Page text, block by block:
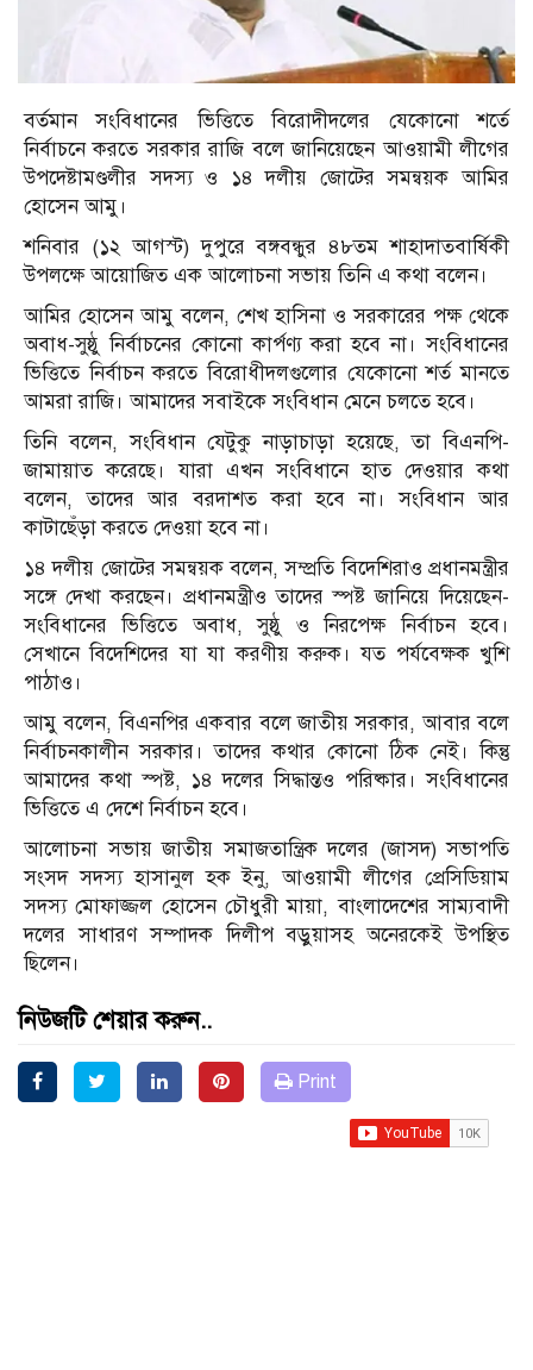
বর্তমান সংবিধানের ভিত্তিতে বিরোদীদলের যেকোনো শর্তে
নির্বাচনে করতে সরকার রাজি বলে জানিয়েছেন আওয়ামী লীগের
উপদেষ্টামণ্ডলীর সদস্য ও ১৪ দলীয় জোটের সমন্বয়ক আমির
হোসেন আমু।
শনিবার (১২ আগস্ট) দুপুরে বঙ্গবন্ধুর ৪৮তম শাহাদাতবার্ষিকী
উপলক্ষে আয়োজিত এক আলোচনা সভায় তিনি এ কথা বলেন।
আমির হোসেন আমু বলেন, শেখ হাসিনা ও সরকারের পক্ষ থেকে
অবাধ-সুষ্ঠু নির্বাচনের কোনো কার্পণ্য করা হবে না। সংবিধানের
ভিত্তিতে নির্বাচন করতে বিরোধীদলগুলোর যেকোনো শর্ত মানতে
আমরা রাজি। আমাদের সবাইকে সংবিধান মেনে চলতে হবে।
তিনি বলেন, সংবিধান যেটুকু নাড়াচাড়া হয়েছে, তা বিএনপি-
জামায়াত করেছে। যারা এখন সংবিধানে হাত দেওয়ার কথা
বলেন, তাদের আর বরদাশত করা হবে না। সংবিধান আর
কাটাছেঁড়া করতে দেওয়া হবে না।
১৪ দলীয় জোটের সমন্বয়ক বলেন, সম্প্রতি বিদেশিরাও প্রধানমন্ত্রীর
সঙ্গে দেখা করছেন। প্রধানমন্ত্রীও তাদের স্পষ্ট জানিয়ে দিয়েছেন-
সংবিধানের ভিত্তিতে অবাধ, সুষ্ঠু ও নিরপেক্ষ নির্বাচন হবে।
সেখানে বিদেশিদের যা যা করণীয় করুক। যত পর্যবেক্ষক খুশি
পাঠাও।
আমু বলেন, বিএনপির একবার বলে জাতীয় সরকার, আবার বলে
নির্বাচনকালীন সরকার। তাদের কথার কোনো ঠিক নেই। কিন্তু
আমাদের কথা স্পষ্ট, ১৪ দলের সিদ্ধান্তও পরিষ্কার। সংবিধানের
ভিত্তিতে এ দেশে নির্বাচন হবে।
আলোচনা সভায় জাতীয় সমাজতান্ত্রিক দলের (জাসদ) সভাপতি
সংসদ সদস্য হাসানুল হক ইনু, আওয়ামী লীগের প্রেসিডিয়াম
সদস্য মোফাজ্জল হোসেন চৌধুরী মায়া, বাংলাদেশের সাম্যবাদী
দলের সাধারণ সম্পাদক দিলীপ বড়ুয়াসহ অনেরকেই উপস্থিত
ছিলেন।
নিউজটি শেয়ার করুন..
Print